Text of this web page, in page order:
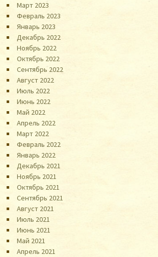
Март 2023
Февраль 2023
Январь 2023
Декабрь 2022
Ноябрь 2022
Октябрь 2022
Сентябрь 2022
Август 2022
Июль 2022
Июнь 2022
Май 2022
Апрель 2022
Март 2022
Февраль 2022
Январь 2022
Декабрь 2021
Ноябрь 2021
Октябрь 2021
Сентябрь 2021
Август 2021
Июль 2021
Июнь 2021
Май 2021
Апрель 2021